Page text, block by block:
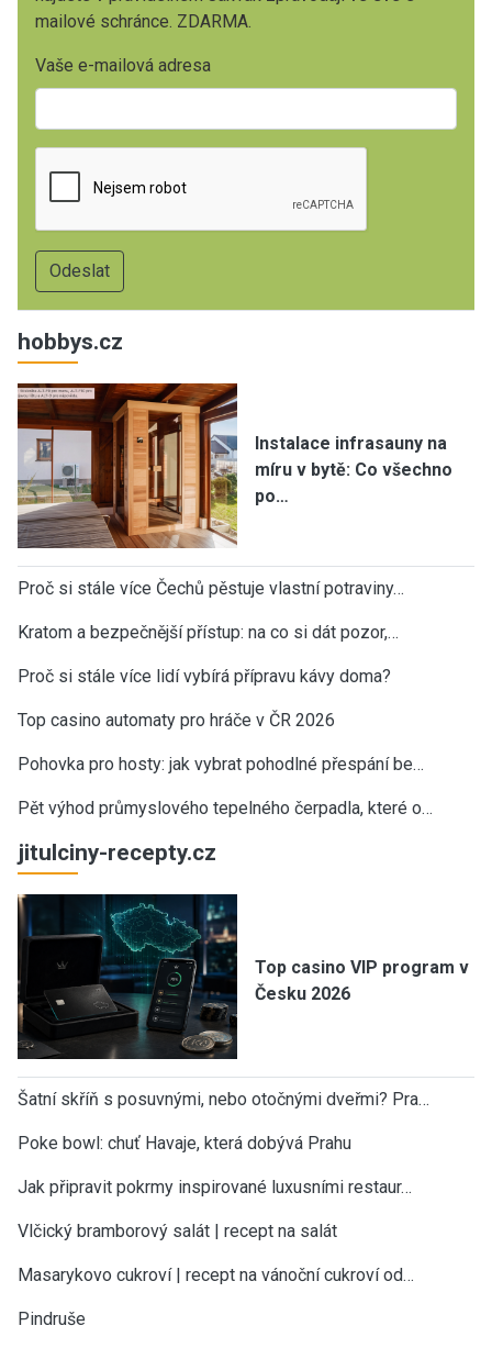
mailové schránce. ZDARMA.
Vaše e-mailová adresa
hobbys.cz
Instalace infrasauny na
míru v bytě: Co všechno
po…
Proč si stále více Čechů pěstuje vlastní potraviny…
Kratom a bezpečnější přístup: na co si dát pozor,…
Proč si stále více lidí vybírá přípravu kávy doma?
Top casino automaty pro hráče v ČR 2026
Pohovka pro hosty: jak vybrat pohodlné přespání be…
Pět výhod průmyslového tepelného čerpadla, které o…
jitulciny-recepty.cz
Top casino VIP program v
Česku 2026
Šatní skříň s posuvnými, nebo otočnými dveřmi? Pra…
Poke bowl: chuť Havaje, která dobývá Prahu
Jak připravit pokrmy inspirované luxusními restaur…
Vlčický bramborový salát | recept na salát
Masarykovo cukroví | recept na vánoční cukroví od…
Pindruše